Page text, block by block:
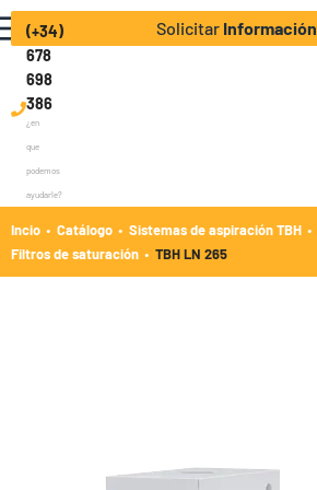
Solicitar Información
(+34)
678
698
386
¿en
que
podemos
ayudarle?
Incio · Catálogo · Sistemas de aspiración TBH ·
Filtros de saturación · TBH LN 265